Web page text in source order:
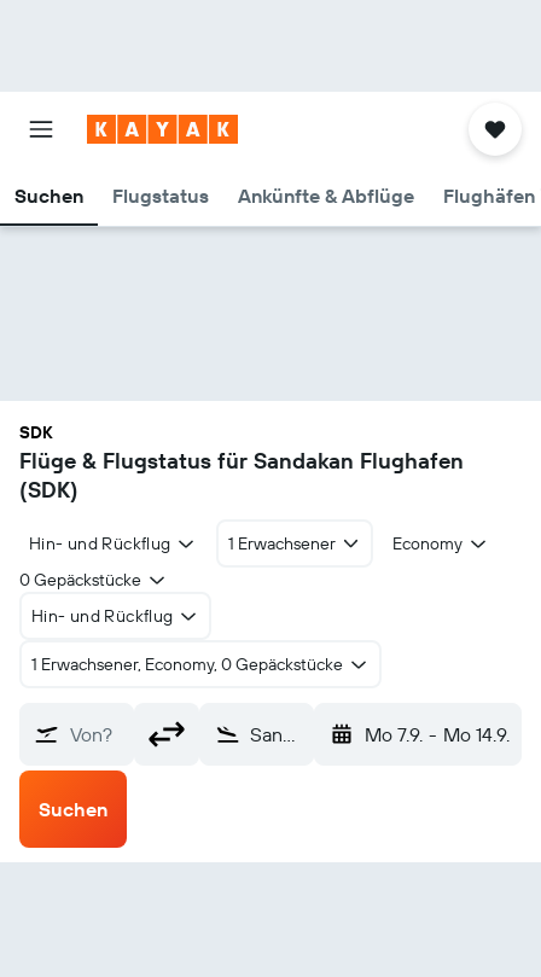
Suchen Flugstatus Ankünfte & Abflüge Flughäfen
SDK
Flüge & Flugstatus für Sandakan Flughafen
(SDK)
Hin- und Rückflug 1 Erwachsener
Economy
0 Gepäckstücke
Hin- und Rückflug
1 Erwachsener, Economy, 0 Gepäckstücke
Von? Sandakan (SDK) Mo 7.9. - Mo 14.9.
Suchen